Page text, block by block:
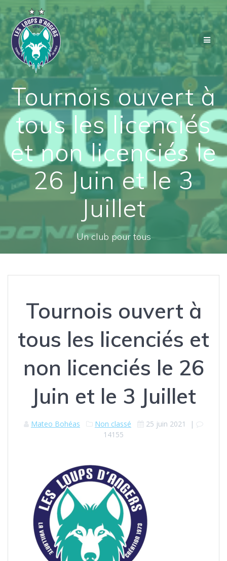
Passer
au
contenu
Tournois ouvert à
tous les licenciés
et non licenciés le
26 Juin et le 3
Juillet
Un club pour tous
Tournois ouvert à
tous les licenciés et
non licenciés le 26
Juin et le 3 Juillet
Mateo Bohéas Non classé 25 juin 2021
|
14155